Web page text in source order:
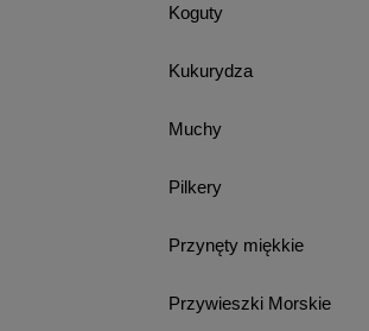
Koguty
Kukurydza
Muchy
Pilkery
Przynęty miękkie
Przywieszki Morskie